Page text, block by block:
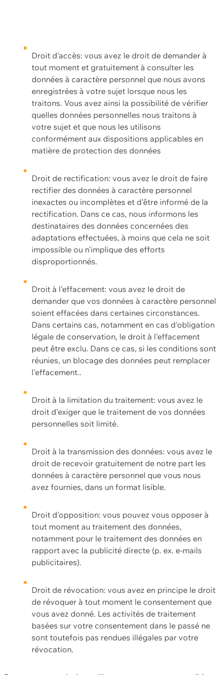
Droit d'accès: vous avez le droit de demander à
tout moment et gratuitement à consulter les
données à caractère personnel que nous avons
enregistrées à votre sujet lorsque nous les
traitons. Vous avez ainsi la possibilité de vérifier
quelles données personnelles nous traitons à
votre sujet et que nous les utilisons
conformément aux dispositions applicables en
matière de protection des données
Droit de rectification: vous avez le droit de faire
rectifier des données à caractère personnel
inexactes ou incomplètes et d'être informé de la
rectification. Dans ce cas, nous informons les
destinataires des données concernées des
adaptations effectuées, à moins que cela ne soit
impossible ou n'implique des efforts
disproportionnés.
Droit à l'effacement: vous avez le droit de
demander que vos données à caractère personnel
soient effacées dans certaines circonstances.
Dans certains cas, notamment en cas d'obligation
légale de conservation, le droit à l'effacement
peut être exclu. Dans ce cas, si les conditions sont
réunies, un blocage des données peut remplacer
l'effacement..
Droit à la limitation du traitement: vous avez le
droit d'exiger que le traitement de vos données
personnelles soit limité.
Droit à la transmission des données: vous avez le
droit de recevoir gratuitement de notre part les
données à caractère personnel que vous nous
avez fournies, dans un format lisible.
Droit d'opposition: vous pouvez vous opposer à
tout moment au traitement des données,
notamment pour le traitement des données en
rapport avec la publicité directe (p. ex. e-mails
publicitaires).
Droit de révocation: vous avez en principe le droit
de révoquer à tout moment le consentement que
vous avez donné. Les activités de traitement
basées sur votre consentement dans le passé ne
sont toutefois pas rendues illégales par votre
révocation.